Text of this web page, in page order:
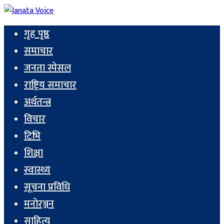
गृह पृष्ठ
समाचार
जनता स्पेसल
राष्ट्रिय समाचार
अर्थतन्त्र
विचार
टिभि
शिक्षा
स्वास्थ्य
सूचना प्रविधि
मनोरञ्जन